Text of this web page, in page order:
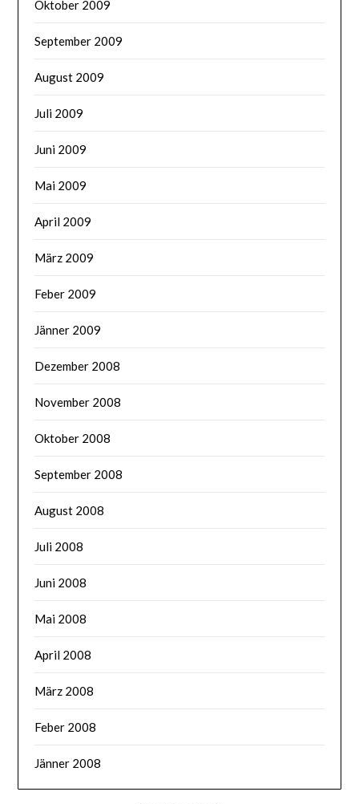
Oktober 2009
September 2009
August 2009
Juli 2009
Juni 2009
Mai 2009
April 2009
März 2009
Feber 2009
Jänner 2009
Dezember 2008
November 2008
Oktober 2008
September 2008
August 2008
Juli 2008
Juni 2008
Mai 2008
April 2008
März 2008
Feber 2008
Jänner 2008